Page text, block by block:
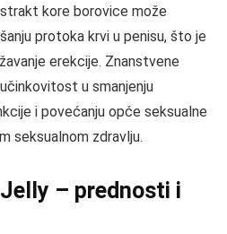
kore borovice može
protoka krvi u penisu, što je
erekcije. Znanstvene
u smanjenju
i povećanju opće seksualne
seksualnom zdravlju.
Jelly – prednosti i